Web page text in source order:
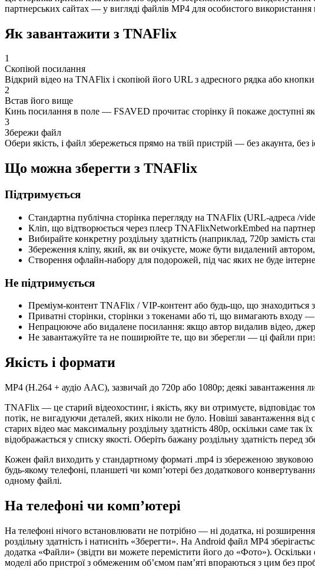
партнерських сайтах — у вигляді файлів MP4 для особистого
Як завантажити з TNAFlix
1
Скопіюй посилання
Відкрий відео на TNAFlix і скопіюй його URL з адресного рядка або
2
Встав його вище
Кинь посилання в поле — FSAVED прочитає сторінку й покаже доступні
3
Збережи файл
Обери якість, і файл збережеться прямо на твій пристрій — без акаунта, без
Що можна зберегти з TNAFlix
Підтримується
Стандартна публічна сторінка перегляду на TNAFlix (URL-адреса /
Кліп, що відтворюється через плеєр TNAFlixNetworkEmbed на
Вибирайте конкретну роздільну здатність (наприклад, 720p замість
Збереження кліпу, який, як ви очікуєте, може бути видалений
Створення офлайн-набору для подорожей, під час яких не буде
Не підтримується
Преміум-контент TNAFlix / VIP-контент або будь-що, що знаходиться
Приватні сторінки, сторінки з токенами або ті, що вимагають
Непрацююче або видалене посилання: якщо автор видалив відео,
Не завантажуйте та не поширюйте те, що ви зберегли — ці файли
Якість і формати
MP4 (H.264 + аудіо AAC), зазвичай до 720p або 1080p; деякі завантаження
TNAFlix — це старий відеохостинг, і якість, яку ви отримуєте,
потік, не вигадуючи деталей, яких ніколи не було. Новіші завантаження
старих відео має максимальну роздільну здатність 480p, оскільки саме
відображається у списку якості. Оберіть бажану роздільну здатність перед
Кожен файл виходить у стандартному форматі .mp4 із збереженою
будь-якому телефоні, планшеті чи комп’ютері без додаткового
одному файлі.
На телефоні чи комп’ютері
На телефоні нічого встановлювати не потрібно — ні додатка, ні
роздільну здатність і натисніть «Зберегти». На Android файл MP4
додатка «Файли» (звідти ви можете перемістити його до «Фото»).
моделі або пристрої з обмеженим об’ємом пам’яті впораються з цим без